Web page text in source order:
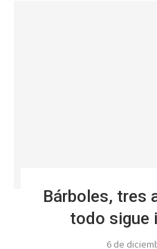
Bárboles, tres
todo sigue
6 de